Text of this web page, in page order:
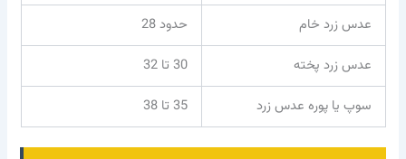
عدس زرد خام
حدود 28
عدس زرد پخته
30 تا 32
سوپ یا پوره عدس زرد
35 تا 38